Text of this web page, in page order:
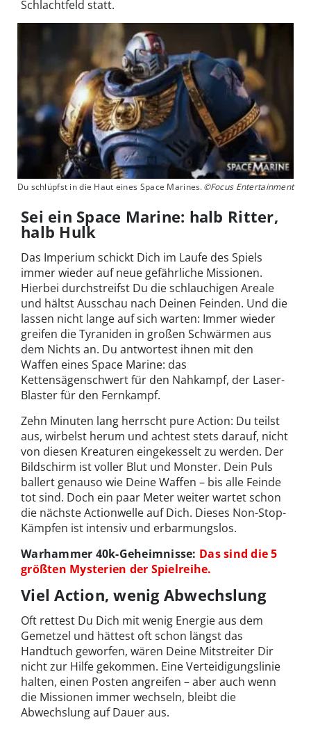
Schlachtfeld statt.
Du schlüpfst in die Haut eines Space Marines.©Focus Entertainment
Sei ein Space Marine: halb Ritter,
halb Hulk
Das Imperium schickt Dich im Laufe des Spiels
immer wieder auf neue gefährliche Missionen.
Hierbei durchstreifst Du die schlauchigen Areale
und hältst Ausschau nach Deinen Feinden. Und die
lassen nicht lange auf sich warten: Immer wieder
greifen die Tyraniden in großen Schwärmen aus
dem Nichts an. Du antwortest ihnen mit den
Waffen eines Space Marine: das
Kettensägenschwert für den Nahkampf, der Laser-
Blaster für den Fernkampf.
Zehn Minuten lang herrscht pure Action: Du teilst
aus, wirbelst herum und achtest stets darauf, nicht
von diesen Kreaturen eingekesselt zu werden. Der
Bildschirm ist voller Blut und Monster. Dein Puls
ballert genauso wie Deine Waffen – bis alle Feinde
tot sind. Doch ein paar Meter weiter wartet schon
die nächste Actionwelle auf Dich. Dieses Non-Stop-
Kämpfen ist intensiv und erbarmungslos.
Warhammer 40k-Geheimnisse: Das sind die 5
größten Mysterien der Spielreihe.
Viel Action, wenig Abwechslung
Oft rettest Du Dich mit wenig Energie aus dem
Gemetzel und hättest oft schon längst das
Handtuch geworfen, wären Deine Mitstreiter Dir
nicht zur Hilfe gekommen. Eine Verteidigungslinie
halten, einen Posten angreifen – aber auch wenn
die Missionen immer wechseln, bleibt die
Abwechslung auf Dauer aus.